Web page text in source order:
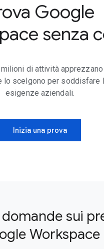
Google
senza
di attività apprezzano
lo scelgono per soddisfare
esigenze aziendali.
Inizia una prova
sui
Workspace